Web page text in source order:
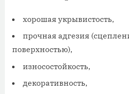
хорошая укрывистость,
прочная адгезия
поверхностью),
износостойкость,
декоративность,